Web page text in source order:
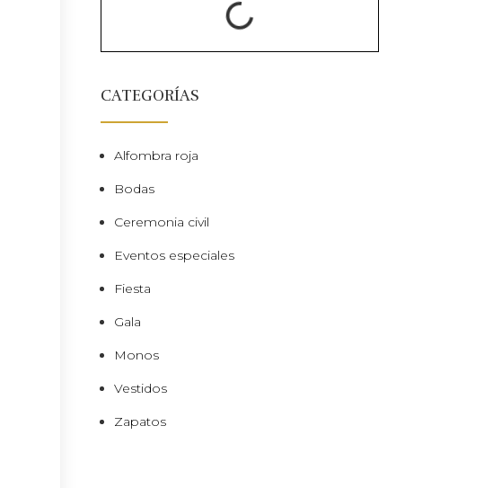
CATEGORÍAS
Alfombra roja
Bodas
Ceremonia civil
Eventos especiales
Fiesta
Gala
Monos
Vestidos
Zapatos